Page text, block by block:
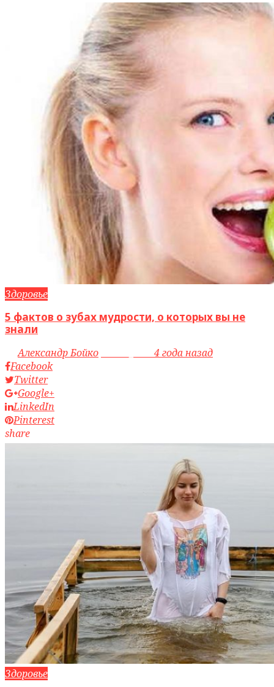
Здоровье
5 фактов о зубах мудрости, о которых вы не
знали
byАлександр Бойко
4 года назад
Facebook
Twitter
Google+
LinkedIn
Pinterest
share
Здоровье